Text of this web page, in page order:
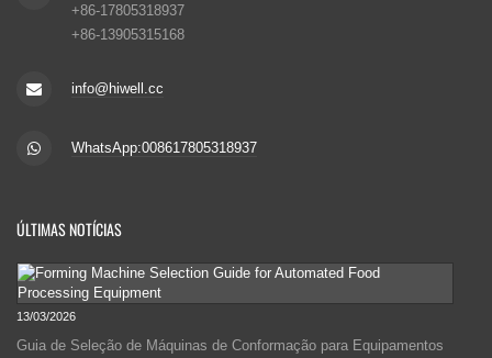
+86-17805318937
+86-13905315168
info@hiwell.cc
WhatsApp:008617805318937
ÚLTIMAS NOTÍCIAS
13/03/2026
Guia de Seleção de Máquinas de Conformação para Equipamentos